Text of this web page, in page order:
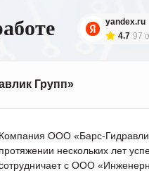
yandex.ru
4.7 97
Групп»
Компания ООО «Барс-
протяжении нескольких лет
с ООО